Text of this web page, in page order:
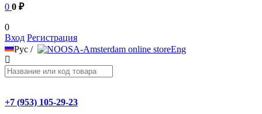
0 0 ₽
0
Вход Регистрация
Рус / Eng
+7 (953) 105-29-23